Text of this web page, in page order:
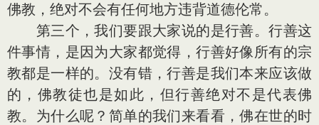
佛教，绝对不会有任何地方违背道德伦常。
第三个，我们要跟大家说的是行善。行善这
件事情，是因为大家都觉得，行善好像所有的宗
教都是一样的。没有错，行善是我们本来应该做
的，佛教徒也是如此，但行善绝对不是代表佛
教。为什么呢？简单的我们来看看，佛在世的时